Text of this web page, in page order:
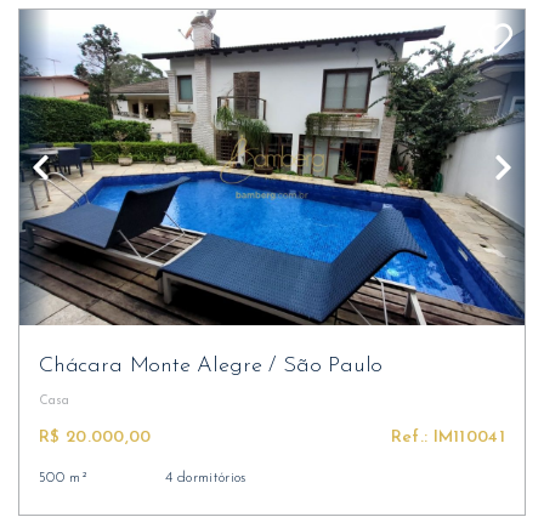
Chácara Monte Alegre/ São Paulo
Casa
R$ 20.000,00 Ref.: IM110041
500 m² 4 dormitórios